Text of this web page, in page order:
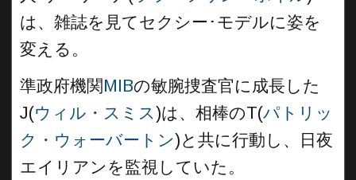
は、雑誌を見てセクシー･モデルに姿を
変える。
準政府機関MIBの敏腕捜査官に成長した
J(ウィル・スミス)は、相棒のT(パトリッ
ク・ウォーバートン)と共に行動し、日夜
エイリアンを監視していた。